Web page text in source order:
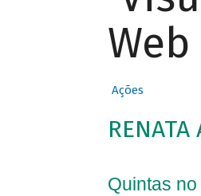
Web
Ações
Quintas